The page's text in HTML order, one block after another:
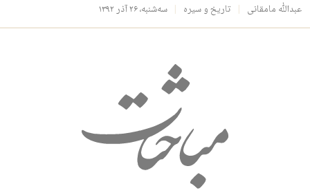
عبدالله مامقانی تاریخ و سیره سه‌شنبه، ۲۶ آذر ۱۳۹۲